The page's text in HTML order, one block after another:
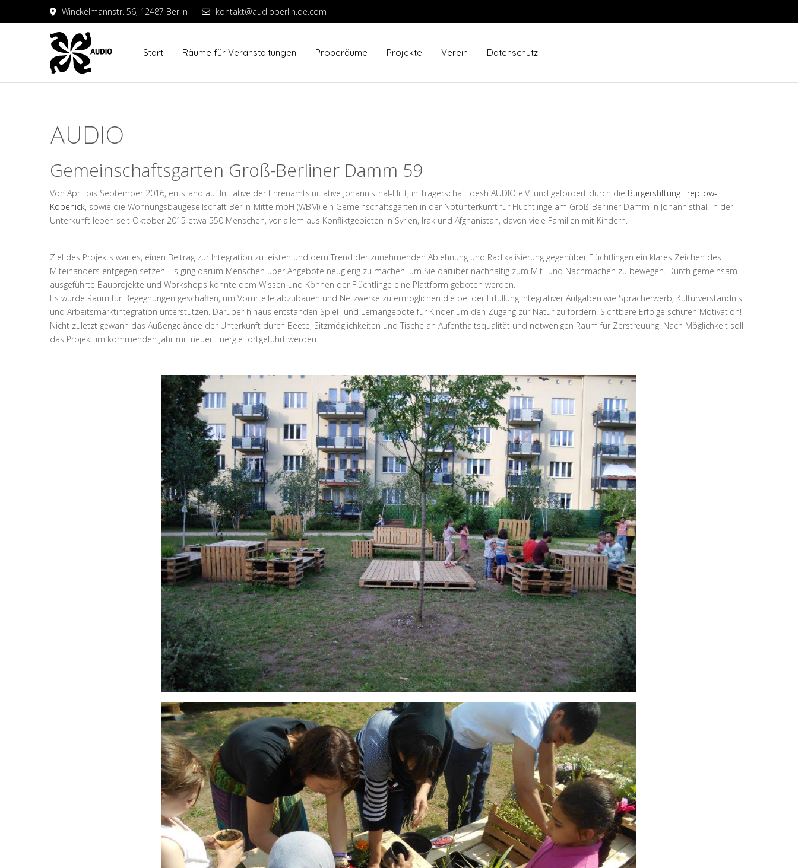
Winckelmannstr. 56, 12487 Berlin kontakt@audioberlin.de.com
Start Räume für Veranstaltungen Proberäume Projekte Verein Datenschutz
AUDIO
Gemeinschaftsgarten Groß-Berliner Damm 59
Von April bis September 2016, entstand auf Initiative der Ehrenamtsinitiative Johannisthal-Hilft, in Trägerschaft desh AUDIO e.V. und gefördert durch die Bürgerstiftung Treptow-
Köpenick, sowie die Wohnungsbaugesellschaft Berlin-Mitte mbH (WBM) ein Gemeinschaftsgarten in der Notunterkunft für Flüchtlinge am Groß-Berliner Damm in Johannisthal. In der
Unterkunft leben seit Oktober 2015 etwa 550 Menschen, vor allem aus Konfliktgebieten in Syrien, Irak und Afghanistan, davon viele Familien mit Kindern.
Ziel des Projekts war es, einen Beitrag zur Integration zu leisten und dem Trend der zunehmenden Ablehnung und Radikalisierung gegenüber Flüchtlingen ein klares Zeichen des
Miteinanders entgegen setzen. Es ging darum Menschen über Angebote neugierig zu machen, um Sie darüber nachhaltig zum Mit- und Nachmachen zu bewegen. Durch gemeinsam
ausgeführte Bauprojekte und Workshops konnte dem Wissen und Können der Flüchtlinge eine Plattform geboten werden.
Es wurde Raum für Begegnungen geschaffen, um Vorurteile abzubauen und Netzwerke zu ermöglichen die bei der Erfüllung integrativer Aufgaben wie Spracherwerb, Kulturverständnis
und Arbeitsmarktintegration unterstützen. Darüber hinaus entstanden Spiel- und Lernangebote für Kinder um den Zugang zur Natur zu fördern. Sichtbare Erfolge schufen Motivation!
Nicht zuletzt gewann das Außengelände der Unterkunft durch Beete, Sitzmöglichkeiten und Tische an Aufenthaltsqualität und notwenigen Raum für Zerstreuung. Nach Möglichkeit soll
das Projekt im kommenden Jahr mit neuer Energie fortgeführt werden.